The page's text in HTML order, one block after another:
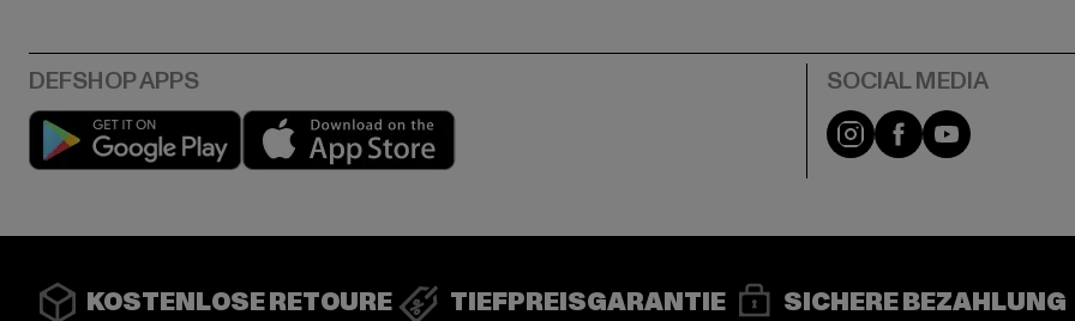
Play market Instagram
FacebookYouTube
KOSTENLOSE RETOURE TIEFPREISGARANTIE SICHERE BEZAHLUNG